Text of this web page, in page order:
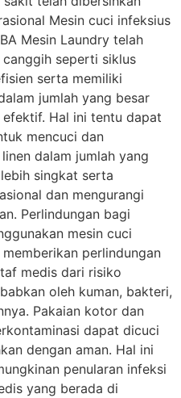
Mesin cuci infeksius
Mesin Laundry telah
seperti siklus
serta memiliki
jumlah yang besar
Hal ini tentu dapat
mencuci dan
dalam jumlah yang
singkat serta
dan mengurangi
Perlindungan bagi
mesin cuci
perlindungan
medis dari risiko
oleh kuman, bakteri,
Pakaian kotor dan
dapat dicuci
dengan aman. Hal ini
penularan infeksi
yang berada di